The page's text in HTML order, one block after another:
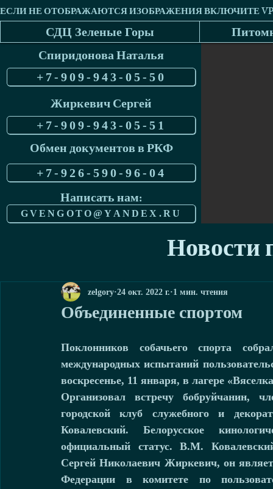
СДЦ Зеленые Горы
Спиридонова Наталья
+7-909-943-05-50
Жиркевич Сергей
+7-909-943-05-51
Обмен документов в РКФ
+7-926-590-96-04
Написать нам:
GVENGOTO@YANDEX.RU
Новости
Объединенные спортом
zelgory 24 окт. 2022 г. 1 мин. чтения
Поклонников собачьего спорта
международных испытаний
воскресенье, 11 января, в лагере
Организовал встречу бобруйчанин,
городской клуб служебного и
Ковалевский. Белорусское
официальный статус. В.М.
Сергей Николаевич Жиркевич, он
Федерации в комитете по